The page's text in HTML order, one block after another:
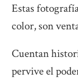
Estas
color, son
Cuentan
pervive el